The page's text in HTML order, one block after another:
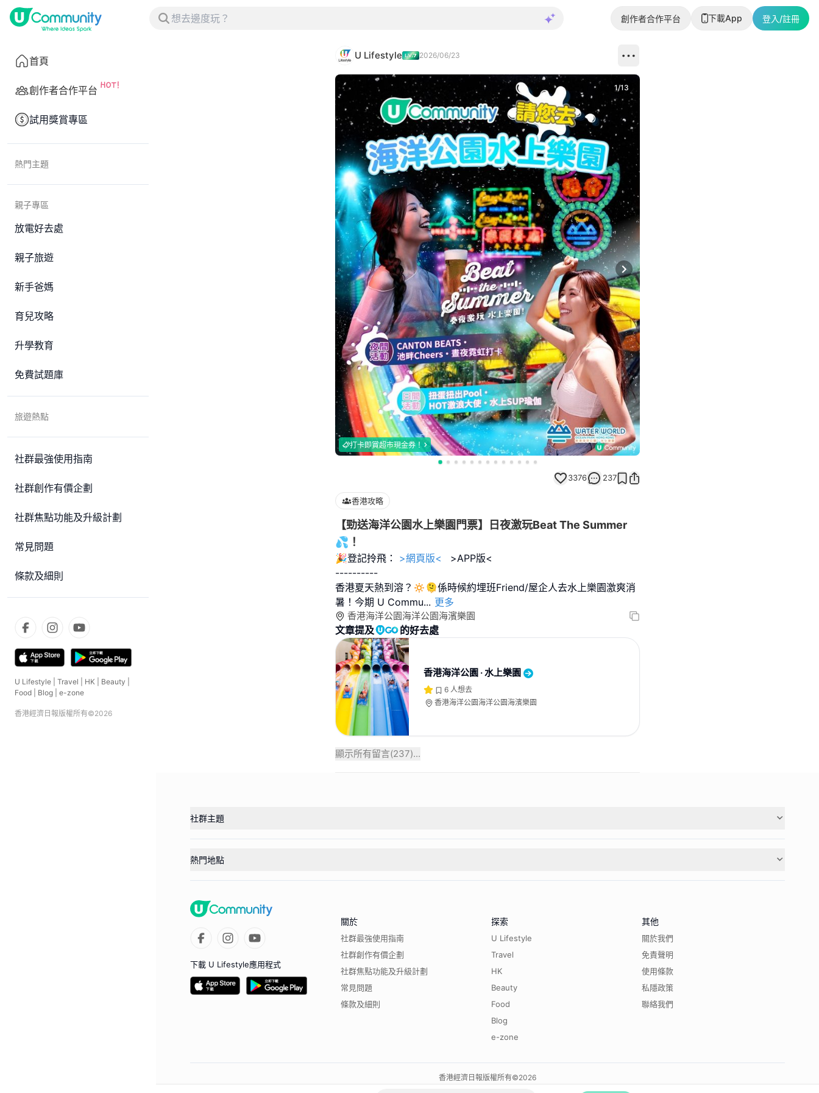
創作者合作平台 下載App 登入/註冊
首頁
創作者合作平台
試用獎賞專區
熱門主題
親子專區
放電好去處
親子旅遊
新手爸媽
育兒攻略
升學教育
免費試題庫
旅遊熱點
社群最強使用指南
社群創作有價企劃
社群焦點功能及升級計劃
常見問題
條款及細則
U Lifestyle Travel HK Beauty
Food
Blog e-zone
香港經濟日報版權所有©2026
U Lifestyle 2026/06/23
打卡即賞超市現金券！
Next slide
1/13
3376 237
香港攻略
【勁送海洋公園水上樂園門票】日夜激玩Beat The Summer
💦！
🎉登記拎飛： >網頁版<
>APP版<
----------
香港夏天熱到溶？🔅🫠係時候約埋班Friend/屋企人去水上樂園激爽消
暑！今期 U Commu... 更多
香港海洋公園海洋公園海濱樂園
文章提及 的好去處
香港海洋公園 ‧ 水上樂園
6 人想去
香港海洋公園海洋公園海濱樂園
顯示所有留言(237)...
社群主題
熱門地點
下載 U Lifestyle應用程式
關於
社群最強使用指南
社群創作有價企劃
社群焦點功能及升級計劃
常見問題
條款及細則
探索
U Lifestyle
Travel
HK
Beauty
Food
Blog
e-zone
其他
關於我們
免責聲明
使用條款
私隱政策
聯絡我們
香港經濟日報版權所有©2026